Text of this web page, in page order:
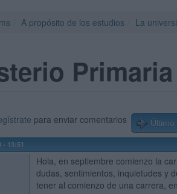
A propósito de los estudios La
Primaria
para enviar comentarios Último
- 13:51
Hola, en septiembre comienzo la
dudas, sentimientos, inquietudes y
tener al comienzo de una carrera,